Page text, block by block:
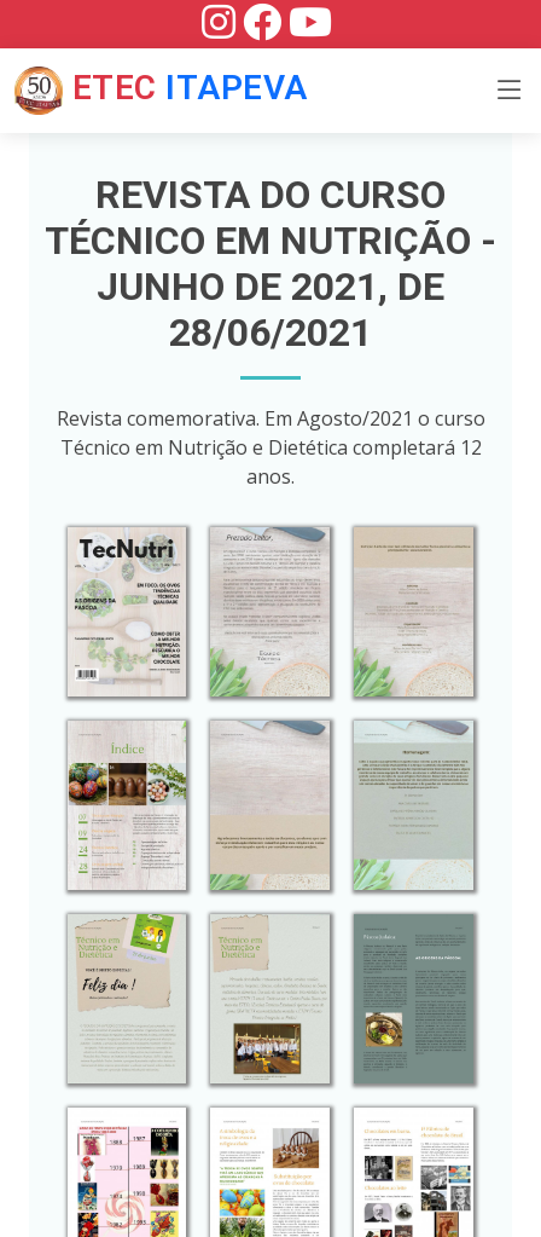
ETEC ITAPEVA
REVISTA DO CURSO
TÉCNICO EM NUTRIÇÃO -
JUNHO DE 2021, DE
28/06/2021
Revista comemorativa. Em Agosto/2021 o curso
Técnico em Nutrição e Dietética completará 12
anos.